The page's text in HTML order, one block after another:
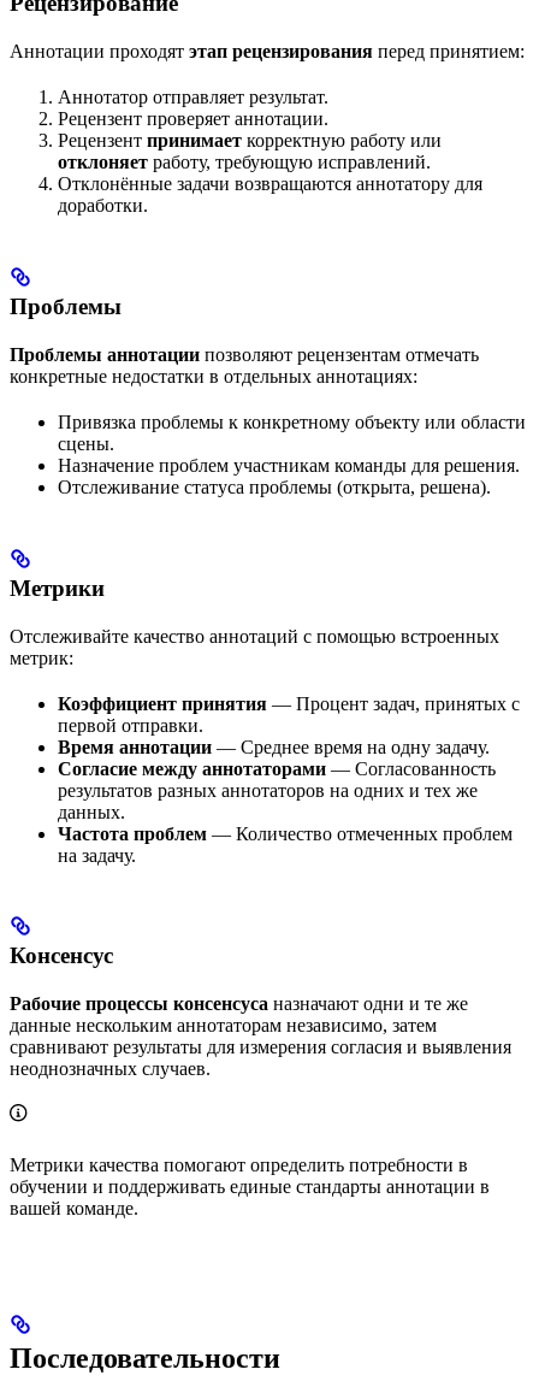
Аннотации проходят этап рецензирования перед принятием:
Аннотатор отправляет результат.
Рецензент проверяет аннотации.
Рецензент принимает корректную работу или
отклоняет работу, требующую исправлений.
Отклонённые задачи возвращаются аннотатору для
доработки.
Проблемы
Проблемы аннотации позволяют рецензентам отмечать
конкретные недостатки в отдельных аннотациях:
Привязка проблемы к конкретному объекту или области
сцены.
Назначение проблем участникам команды для решения.
Отслеживание статуса проблемы (открыта, решена).
Метрики
Отслеживайте качество аннотаций с помощью встроенных
метрик:
Коэффициент принятия — Процент задач, принятых с
первой отправки.
Время аннотации — Среднее время на одну задачу.
Согласие между аннотаторами — Согласованность
результатов разных аннотаторов на одних и тех же
данных.
Частота проблем — Количество отмеченных проблем
на задачу.
Консенсус
Рабочие процессы консенсуса назначают одни и те же
данные нескольким аннотаторам независимо, затем
сравнивают результаты для измерения согласия и выявления
неоднозначных случаев.
Метрики качества помогают определить потребности в
обучении и поддерживать единые стандарты аннотации в
вашей команде.
Последовательности